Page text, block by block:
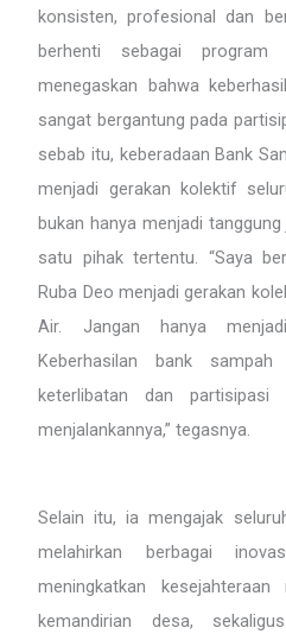
konsisten, profesional dan
berhenti sebagai
menegaskan bahwa
sangat bergantung pada
sebab itu, keberadaan Bank
menjadi gerakan kolektif
bukan hanya menjadi
satu pihak tertentu. “Saya
Ruba Deo menjadi gerakan
Air. Jangan hanya
Keberhasilan bank
keterlibatan dan
menjalankannya,” tegasnya.
Selain itu, ia mengajak
melahirkan berbagai
meningkatkan kesejahteraan
kemandirian desa,